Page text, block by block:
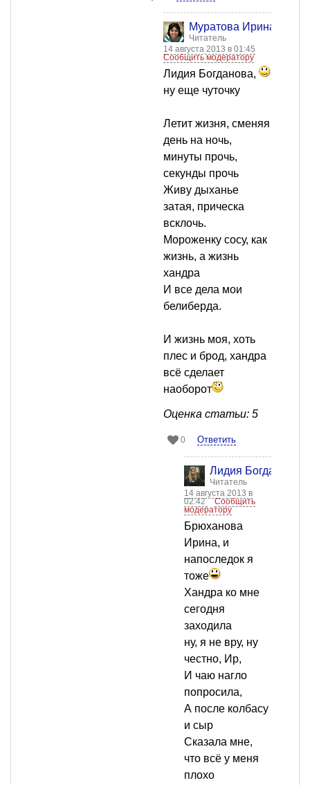
Муратова Ирина
Читатель
14 августа 2013 в 01:45
Сообщить модератору
Лидия Богданова,
ну еще чуточку
Летит жизня, сменяя
день на ночь,
минуты прочь,
секунды прочь
Живу дыханье
затая, прическа
всклочь.
Мороженку сосу, как
жизнь, а жизнь
хандра
И все дела мои
белиберда.
И жизнь моя, хоть
плес и брод, хандра
всё сделает
наоборот
Оценка статьи: 5
0 Ответить
Лидия Богданова
Читатель
14 августа 2013 в
02:42
Сообщить
модератору
Брюханова
Ирина, и
напоследок я
тоже
Хандра ко мне
сегодня
заходила
ну, я не вру, ну
честно, Ир,
И чаю нагло
попросила,
А после колбасу
и сыр
Сказала мне,
что всё у меня
плохо